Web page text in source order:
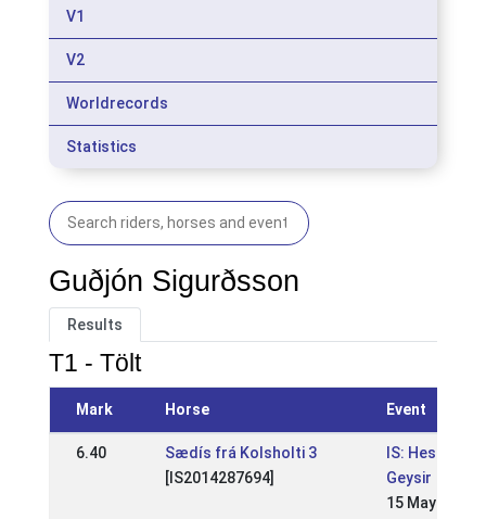
V1
V2
Worldrecords
Statistics
Guðjón Sigurðsson
Results
T1 - Tölt
Mark Horse Event
6.40
Sædís frá Kolsholti 3
[IS2014287694]
IS:
Geysir
15 May 2022